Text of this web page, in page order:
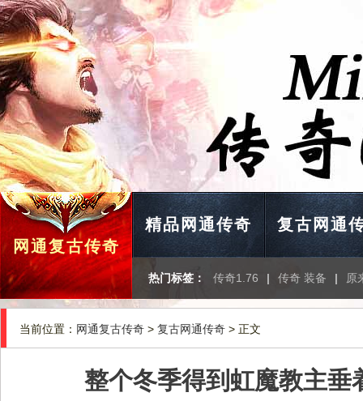
网通复古传奇
精品网通传奇 复古网通
热门标签： 传奇1.76 | 传奇 装备 | 原
当前位置： 网通复古传奇 > 复古网通传奇 > 正文
整个冬季得到虹魔教主垂